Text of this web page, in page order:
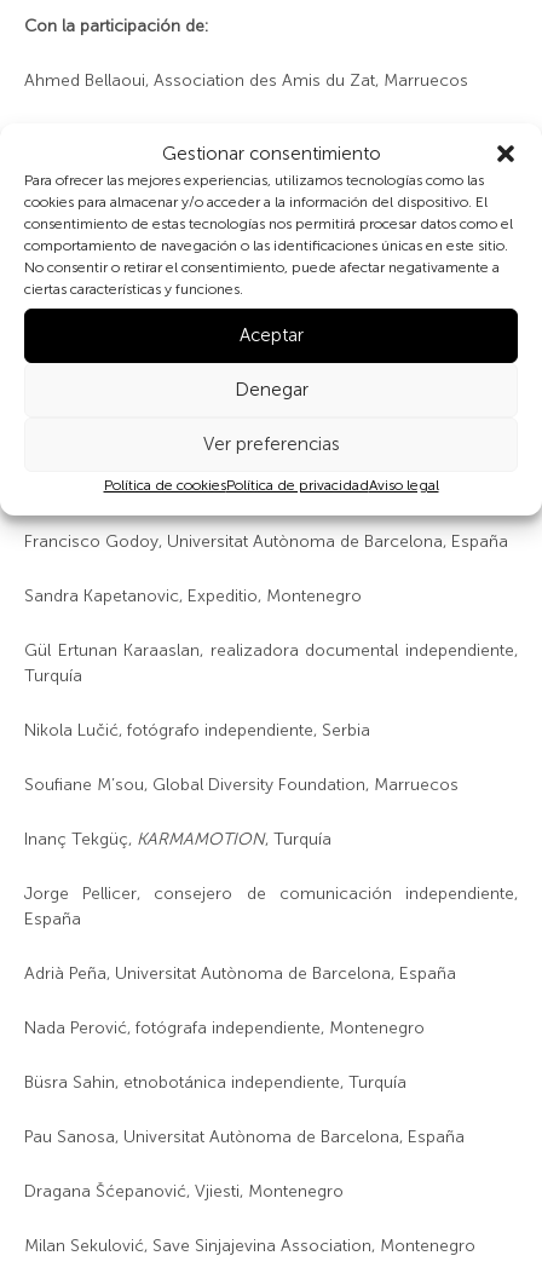
Gestionar consentimiento
Para ofrecer las mejores experiencias, utilizamos tecnologías como las
cookies para almacenar y/o acceder a la información del dispositivo. El
consentimiento de estas tecnologías nos permitirá procesar datos como el
comportamiento de navegación o las identificaciones únicas en este sitio.
No consentir o retirar el consentimiento, puede afectar negativamente a
ciertas características y funciones.
Aceptar
Denegar
Ver preferencias
Política de cookiesPolítica de privacidadAviso legal
Con la participación de:
Ahmed Bellaoui, Association des Amis du Zat, Marruecos
Emily Caruso, Global Diversity Foundation, Marruecos
Ugo D’Ambrosio, Global Diversity Foundation, Marruecos
Pommelien Da Silva, Global Diversity Foundation, Marruecos
Milos Đurović, Centre National de la Recherche Scientifique,
Calixto Escariz, Calixto Escariz abogados, España
Petar Glomazic,Wake Up Films, Montenegro
Francisco Godoy, Universitat Autònoma de Barcelona, España
Sandra Kapetanovic, Expeditio, Montenegro
Gül Ertunan Karaaslan, realizadora documental independiente,
Turquía
Nikola Lučić, fotógrafo independiente, Serbia
Soufiane M’sou, Global Diversity Foundation, Marruecos
Inanç Tekgüç, KARMAMOTION, Turquía
Jorge Pellicer, consejero de comunicación independiente,
España
Adrià Peña, Universitat Autònoma de Barcelona, España
Nada Perović, fotógrafa independiente, Montenegro
Büsra Sahin, etnobotánica independiente, Turquía
Pau Sanosa, Universitat Autònoma de Barcelona, España
Dragana Šćepanović, Vjiesti, Montenegro
Milan Sekulović, Save Sinjajevina Association, Montenegro